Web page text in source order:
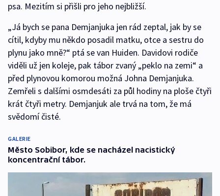
psa. Mezitím si přišli pro jeho nejbližší.
„Já bych se pana Demjanjuka jen rád zeptal, jak by se
cítil, kdyby mu někdo posadil matku, otce a sestru do
plynu jako mně?“ ptá se van Huiden. Davidovi rodiče
viděli už jen koleje, pak tábor zvaný „peklo na zemi“ a
před plynovou komorou možná Johna Demjanjuka.
Zemřeli s dalšími osmdesáti za půl hodiny na ploše čtyři
krát čtyři metry. Demjanjuk ale trvá na tom, že má
svědomí čisté.
GALERIE
Město Sobibor, kde se nacházel nacistický
koncentrační tábor.